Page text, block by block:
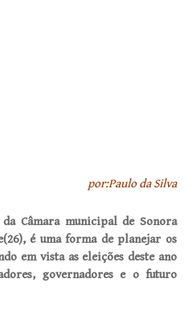
por:Paulo da Silva
Câmara municipal de Sonora
é uma forma de planejar os
em vista as eleições deste ano
governadores e o futuro